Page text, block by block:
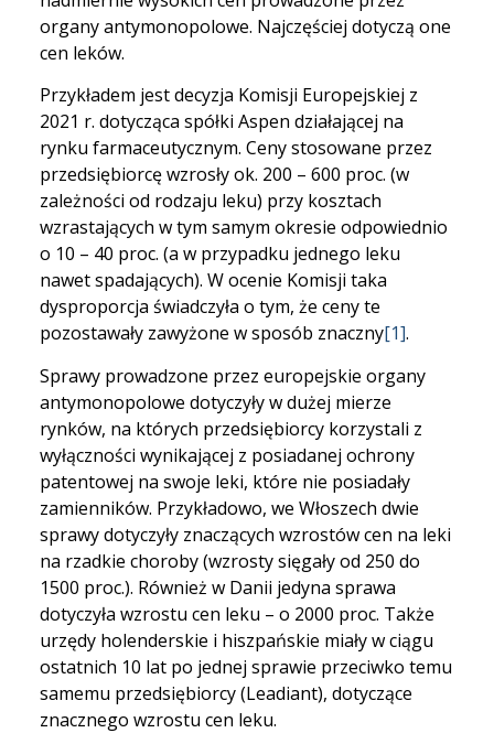
organy antymonopolowe. Najczęściej dotyczą one
cen leków.
Przykładem jest decyzja Komisji Europejskiej z
2021 r. dotycząca spółki Aspen działającej na
rynku farmaceutycznym. Ceny stosowane przez
przedsiębiorcę wzrosły ok. 200 – 600 proc. (w
zależności od rodzaju leku) przy kosztach
wzrastających w tym samym okresie odpowiednio
o 10 – 40 proc. (a w przypadku jednego leku
nawet spadających). W ocenie Komisji taka
dysproporcja świadczyła o tym, że ceny te
pozostawały zawyżone w sposób znaczny[1].
Sprawy prowadzone przez europejskie organy
antymonopolowe dotyczyły w dużej mierze
rynków, na których przedsiębiorcy korzystali z
wyłączności wynikającej z posiadanej ochrony
patentowej na swoje leki, które nie posiadały
zamienników. Przykładowo, we Włoszech dwie
sprawy dotyczyły znaczących wzrostów cen na leki
na rzadkie choroby (wzrosty sięgały od 250 do
1500 proc.). Również w Danii jedyna sprawa
dotyczyła wzrostu cen leku – o 2000 proc. Także
urzędy holenderskie i hiszpańskie miały w ciągu
ostatnich 10 lat po jednej sprawie przeciwko temu
samemu przedsiębiorcy (Leadiant), dotyczące
znacznego wzrostu cen leku.